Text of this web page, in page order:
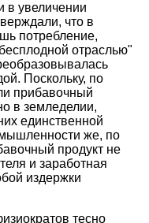
в увеличении
что в
потребление,
отраслью"
Поскольку, по
прибавочный
в земледелии,
единственной
же, по
продукт не
и заработная
издержки
тесно